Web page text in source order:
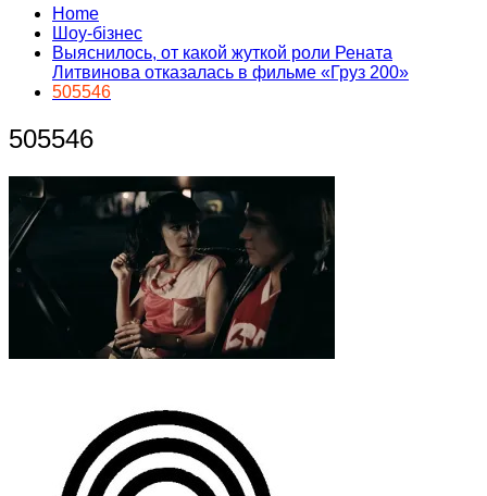
Home
Шоу-бізнес
Выяснилось, от какой жуткой роли Рената
Литвинова отказалась в фильме «Груз 200»
505546
505546